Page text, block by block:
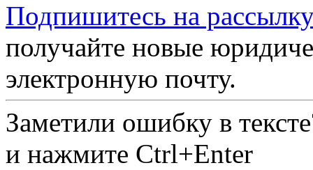
Подпишитесь на
получайте новые
электронную почту.
Заметили ошибку в
и нажмите Ctrl+Enter